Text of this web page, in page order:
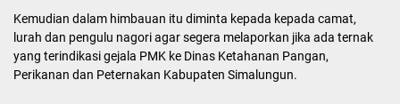
Kemudian dalam himbauan itu diminta kepada kepada camat,
lurah dan pengulu nagori agar segera melaporkan jika ada ternak
yang terindikasi gejala PMK ke Dinas Ketahanan Pangan,
Perikanan dan Peternakan Kabupaten Simalungun.